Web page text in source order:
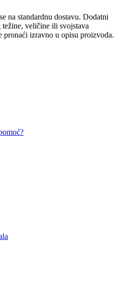
na standardnu ​​dostavu. Dodatni
veličine ili svojstava
pronaći izravno u opisu proizvoda.